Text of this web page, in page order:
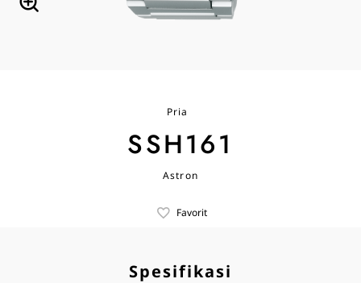
Pria
SSH161
Astron
Favorit
Spesifikasi